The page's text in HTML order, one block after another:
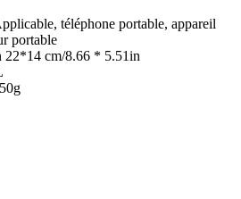
téléphone portable, appareil
portable
22*14 cm/8.66 * 5.51in